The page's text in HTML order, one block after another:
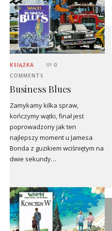
KSIĄŻKA
0
COMMENTS
Business Blues
Zamykamy kilka spraw,
kończymy wątki, finał jest
poprowadzony jak ten
najlepszy moment u Jamesa
Bonda z guzikiem wciśniętym na
dwie sekundy…